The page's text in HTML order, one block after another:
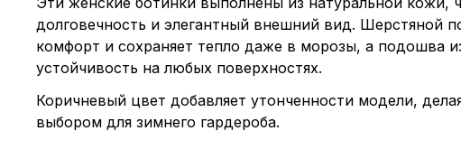
долговечность и элегантный внешний вид. Шерстяной
комфорт и сохраняет тепло даже в морозы, а подошва
устойчивость на любых поверхностях.
Коричневый цвет добавляет утонченности модели,
выбором для зимнего гардероба.